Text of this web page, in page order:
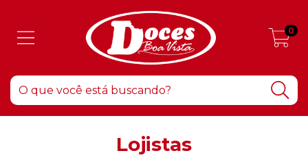
0
Lojistas